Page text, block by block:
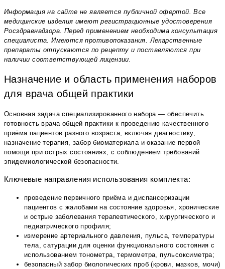
Информация на сайте не является публичной офертой. Все
медицинские изделия имеют регистрационные удостоверения
Росздравнадзора. Перед применением необходима консультация
специалиста. Имеются противопоказания. Лекарственные
препараты отпускаются по рецепту и поставляются при
наличии соответствующей лицензии.
Назначение и область применения наборов
для врача общей практики
Основная задача специализированного набора — обеспечить
готовность врача общей практики к проведению качественного
приёма пациентов разного возраста, включая диагностику,
назначение терапия, забор биоматериала и оказание первой
помощи при острых состояниях, с соблюдением требований
эпидемиологической безопасности.
Ключевые направления использования комплекта:
проведение первичного приёма и диспансеризации
пациентов с жалобами на состояние здоровья, хронические
и острые заболевания терапевтического, хирургического и
педиатрического профиля;
измерение артериального давления, пульса, температуры
тела, сатурации для оценки функционального состояния с
использованием тонометра, термометра, пульсоксиметра;
безопасный забор биологических проб (крови, мазков, мочи)